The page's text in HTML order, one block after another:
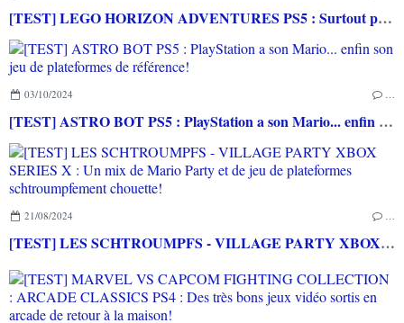
[TEST] LEGO HORIZON ADVENTURES PS5 : Surtout pour les fans d'Aloy
03/10/2024 …
[TEST] ASTRO BOT PS5 : PlayStation a son Mario... enfin son jeu de plateformes de référence!
21/08/2024 …
[TEST] LES SCHTROUMPFS - VILLAGE PARTY XBOX SERIES X : Un mix de Mario Party et de jeu de plateformes schtroumpfement chouette!